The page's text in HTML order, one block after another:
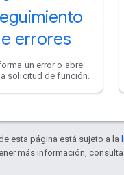
errores
un error o abre
solicitud de función.
esta página está sujeto a la
más información,